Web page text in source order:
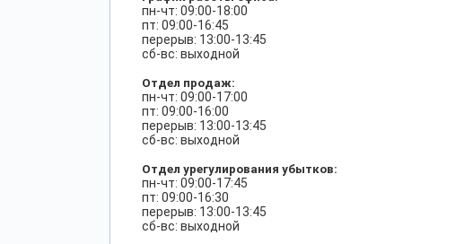
пн-чт: 09:00-18:00
пт: 09:00-16:45
перерыв: 13:00-13:45
сб-вс: выходной
Отдел продаж:
пн-чт: 09:00-17:00
пт: 09:00-16:00
перерыв: 13:00-13:45
сб-вс: выходной
Отдел урегулирования убытков:
пн-чт: 09:00-17:45
пт: 09:00-16:30
перерыв: 13:00-13:45
сб-вс: выходной